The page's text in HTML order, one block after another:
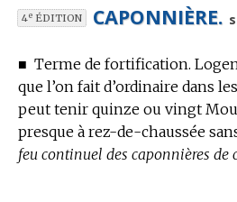
4eÉDITION CAPONNIÈRE.
■ Terme de fortification.
que l’on fait d’ordinaire dans
peut tenir quinze ou vingt
presque à rez-de-chaussée
feu continuel des caponnières de